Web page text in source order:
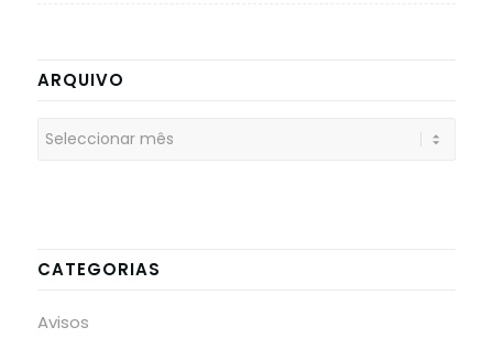
ARQUIVO
CATEGORIAS
Avisos